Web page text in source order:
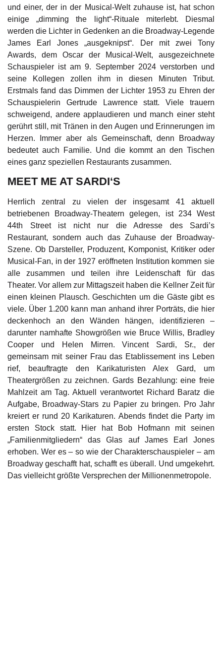
und einer, der in der Musical-Welt zuhause ist, hat schon
einige „dimming the light“-Rituale miterlebt. Diesmal
werden die Lichter in Gedenken an die Broadway-Legende
James Earl Jones „ausgeknipst“. Der mit zwei Tony
Awards, dem Oscar der Musical-Welt, ausgezeichnete
Schauspieler ist am 9. September 2024 verstorben und
seine Kollegen zollen ihm in diesen Minuten Tribut.
Erstmals fand das Dimmen der Lichter 1953 zu Ehren der
Schauspielerin Gertrude Lawrence statt. Viele trauern
schweigend, andere applaudieren und manch einer steht
gerührt still, mit Tränen in den Augen und Erinnerungen im
Herzen. Immer aber als Gemeinschaft, denn Broadway
bedeutet auch Familie. Und die kommt an den Tischen
eines ganz speziellen Restaurants zusammen.
MEET ME AT SARDI‘S
Herrlich zentral zu vielen der insgesamt 41 aktuell
betriebenen Broadway-Theatern gelegen, ist 234 West
44th Street ist nicht nur die Adresse des Sardi’s
Restaurant, sondern auch das Zuhause der Broadway-
Szene. Ob Darsteller, Produzent, Komponist, Kritiker oder
Musical-Fan, in der 1927 eröffneten Institution kommen sie
alle zusammen und teilen ihre Leidenschaft für das
Theater. Vor allem zur Mittagszeit haben die Kellner Zeit für
einen kleinen Plausch. Geschichten um die Gäste gibt es
viele. Über 1.200 kann man anhand ihrer Porträts, die hier
deckenhoch an den Wänden hängen, identifizieren –
darunter namhafte Showgrößen wie Bruce Willis, Bradley
Cooper und Helen Mirren. Vincent Sardi, Sr., der
gemeinsam mit seiner Frau das Etablissement ins Leben
rief, beauftragte den Karikaturisten Alex Gard, um
Theatergrößen zu zeichnen. Gards Bezahlung: eine freie
Mahlzeit am Tag. Aktuell verantwortet Richard Baratz die
Aufgabe, Broadway-Stars zu Papier zu bringen. Pro Jahr
kreiert er rund 20 Karikaturen. Abends findet die Party im
ersten Stock statt. Hier hat Bob Hofmann mit seinen
„Familienmitgliedern“ das Glas auf James Earl Jones
erhoben. Wer es – so wie der Charakterschauspieler – am
Broadway geschafft hat, schafft es überall. Und umgekehrt.
Das vielleicht größte Versprechen der Millionenmetropole.